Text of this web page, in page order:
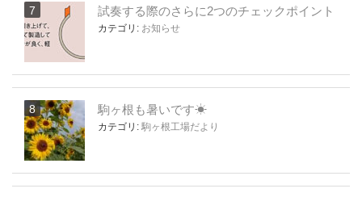
試奏する際のさらに2つのチェックポイント
カテゴリ: お知らせ
駒ヶ根も暑いです☀
カテゴリ: 駒ヶ根工場だより